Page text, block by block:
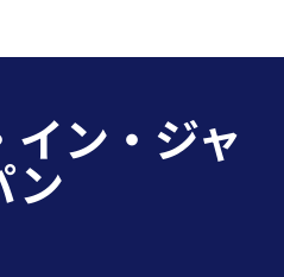
イン・ジャ
ン